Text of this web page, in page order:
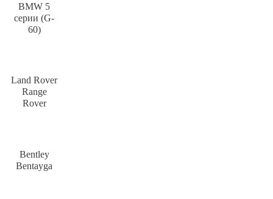
BMW 5
серии (G-
60)
Land Rover
Range
Rover
Bentley
Bentayga